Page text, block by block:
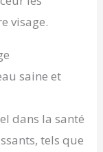
visage.
saine et
dans la santé
tels que